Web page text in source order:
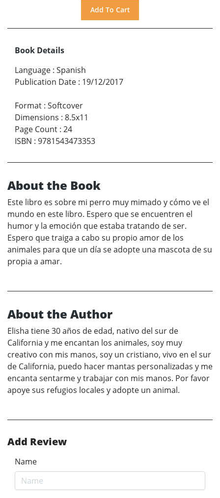
Book Details
Language : Spanish
Publication Date : 19/12/2017
Format : Softcover
Dimensions : 8.5x11
Page Count : 24
ISBN : 9781543473353
About the Book
Este libro es sobre mi perro muy mimado y cómo ve el
mundo en este libro. Espero que se encuentren el
humor y la emoción que estaba tratando de ser.
Espero que traiga a cabo su propio amor de los
animales para que un día se adopte una mascota de su
propia a amar.
About the Author
Elisha tiene 30 años de edad, nativo del sur de
California y me encantan los animales, soy muy
creativo con mis manos, soy un cristiano, vivo en el sur
de California, puedo hacer mantas personalizadas y me
encanta sentarme y trabajar con mis manos. Por favor
apoye sus refugios locales y adopte un animal.
Add Review
Name